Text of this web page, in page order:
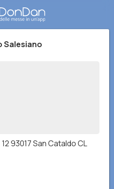
Salesiano
93017 San Cataldo CL